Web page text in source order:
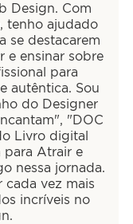
Design. Com
tenho ajudado
se destacarem
e ensinar sobre
para
autêntica. Sou
do Designer
"DOC
Livro digital
para Atrair e
nessa jornada.
cada vez mais
incríveis no